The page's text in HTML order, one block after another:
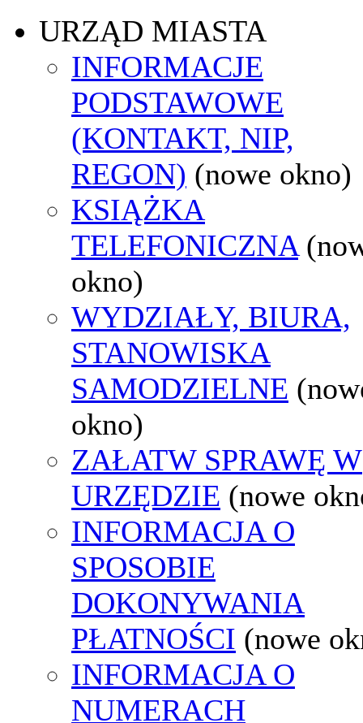
URZĄD MIASTA
INFORMACJE
PODSTAWOWE
(KONTAKT, NIP,
REGON) (nowe okno)
KSIĄŻKA
TELEFONICZNA
okno)
WYDZIAŁY, BIURA,
STANOWISKA
SAMODZIELNE
okno)
ZAŁATW SPRAWĘ W
URZĘDZIE (nowe
INFORMACJA O
SPOSOBIE
DOKONYWANIA
PŁATNOŚCI (nowe
INFORMACJA O
NUMERACH